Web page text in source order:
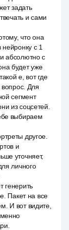
задать
и сами
что она
с 1
абсолютно с
будет уже
е, вот где
Для
сегмент
из соцсетей.
выбираем
другое.
и
уточняет,
личного
генерить
Пакет на все
И вот видите,